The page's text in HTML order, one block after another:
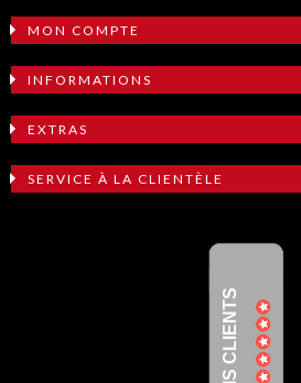
MON COMPTE
INFORMATIONS
EXTRAS
SERVICE À LA CLIENTÈLE
AVIS CLIENTS